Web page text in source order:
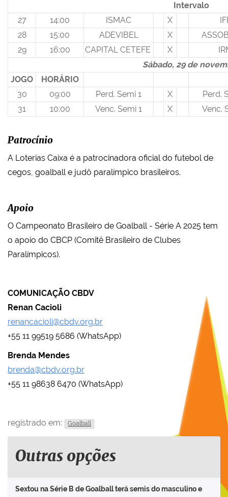
Intervalo
27
14:00 ISMAC X
28
15:00 ADEVIBEL X
29
16:00 CAPITAL CETEFE X
Sábado, 29 de
JOGO
HORÁRIO
30
09:00 Perd. Semi 1 X
Perd.
31
10:00 Venc. Semi 1 X Venc.
Patrocínio
A Loterias Caixa é a patrocinadora oficial do futebol de
cegos, goalball e judô paralímpico brasileiros.
Apoio
O Campeonato Brasileiro de Goalball - Série A 2025 tem
o apoio do CBCP (Comitê Brasileiro de Clubes
Paralímpicos).
COMUNICAÇÃO CBDV
Renan Cacioli
renancacioli@cbdv.org.br
+55 11 99519 5686 (WhatsApp)
Brenda Mendes
brenda@cbdv.org.br
+55 11 98638 6470 (WhatsApp)
registrado em: Goalball
Outras opções
Sextou na Série B de Goalball terá semis do masculino e